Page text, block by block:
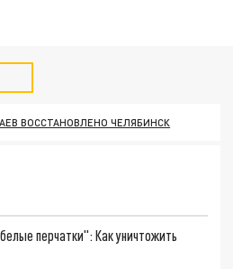
ВОССТАНОВЛЕНО ЧЕЛЯБИНСК
перчатки": Как уничтожить